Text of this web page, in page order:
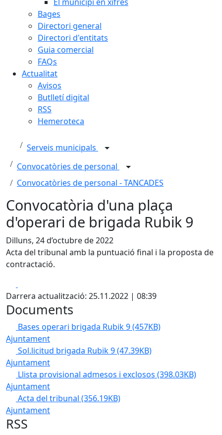
Bages
Directori general
Directori d'entitats
Guia comercial
FAQs
Actualitat
Avisos
Butlletí digital
RSS
Hemeroteca
Serveis municipals
Convocatòries de personal
Convocatòries de personal - TANCADES
Convocatòria d'una plaça
d'operari de brigada Rubik 9
Dilluns, 24 d’octubre de 2022
Acta del tribunal amb la puntuació final i la proposta de
contractació.
Darrera actualització: 25.11.2022 | 08:39
Documents
Bases operari brigada Rubik 9(457KB)
Ajuntament
Sol.licitud brigada Rubik 9(47.39KB)
Ajuntament
Llista provisional admesos i exclosos (398.03KB)
Ajuntament
Acta del tribunal (356.19KB)
Ajuntament
RSS